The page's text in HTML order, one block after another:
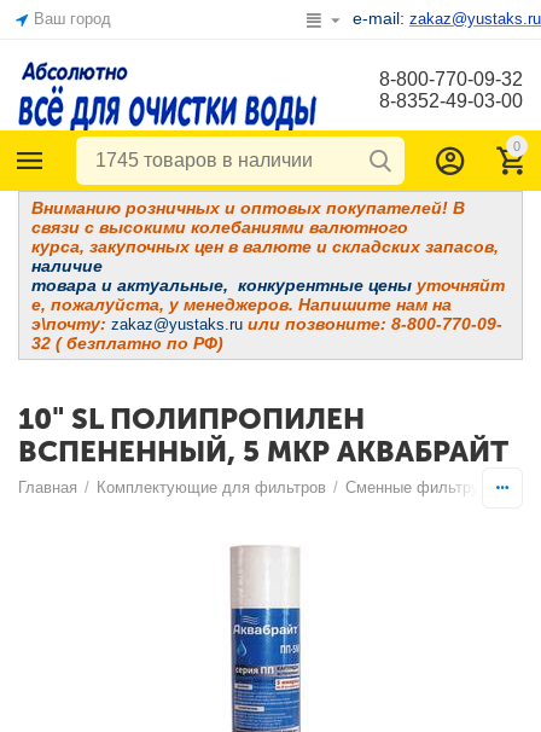
Ваш город e-mail: zakaz@yustaks.ru
8-800-770-09-32
8-8352-49-03-00
0
Вниманию розничных и оптовых покупателей! В
связи с высокими колебаниями валютного
курса, закупочных цен в валюте и складских запасов,
наличие
товара иактуальные, конкурентные цены уточняйт
е, пожалуйста, у менеджеров. Напишите нам на
э\почту:zakaz@yustaks.ru или позвоните: 8-800-770-09-
32 ( безплатно по РФ)
10" SL ПОЛИПРОПИЛЕН
ВСПЕНЕННЫЙ, 5 МКР АКВАБРАЙТ
Главная / Комплектующие для фильтров / Сменные фильтрующие